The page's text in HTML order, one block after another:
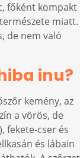
főként kompakt
miatt.
de nem való
inu?
kemény, az
a vörös, de
fekete-cser és
és lábain